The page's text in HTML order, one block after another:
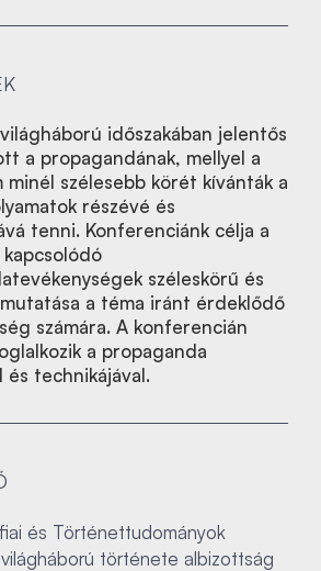
időszakában jelentős
a propagandának, mellyel a
minél szélesebb körét kívánták a
részévé és
tenni. Konferenciánk célja a
széleskörű és
a téma iránt érdeklődő
számára. A konferencián
a propaganda
és technikájával.
és Történettudományok
története albizottság